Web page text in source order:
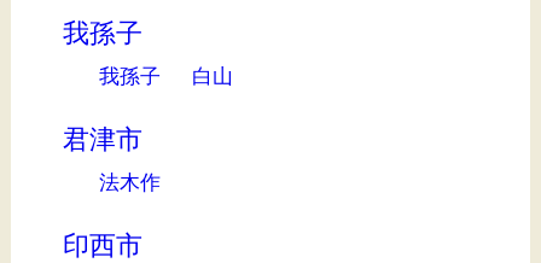
我孫子
我孫子 白山
君津市
法木作
印西市